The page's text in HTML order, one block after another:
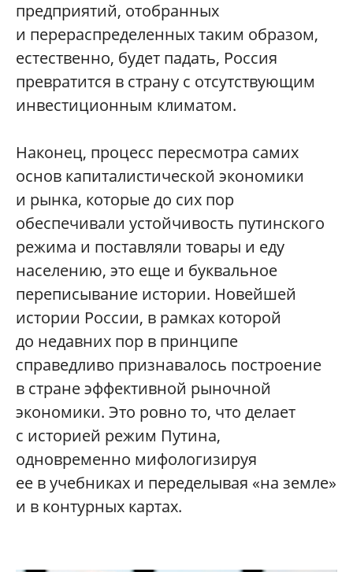
предприятий, отобранных
и перераспределенных таким образом,
естественно, будет падать, Россия
превратится в страну с отсутствующим
инвестиционным климатом.
Наконец, процесс пересмотра самих
основ капиталистической экономики
и рынка, которые до сих пор
обеспечивали устойчивость путинского
режима и поставляли товары и еду
населению, это еще и буквальное
переписывание истории. Новейшей
истории России, в рамках которой
до недавних пор в принципе
справедливо признавалось построение
в стране эффективной рыночной
экономики. Это ровно то, что делает
с историей режим Путина,
одновременно мифологизируя
ее в учебниках и переделывая «на земле»
и в контурных картах.